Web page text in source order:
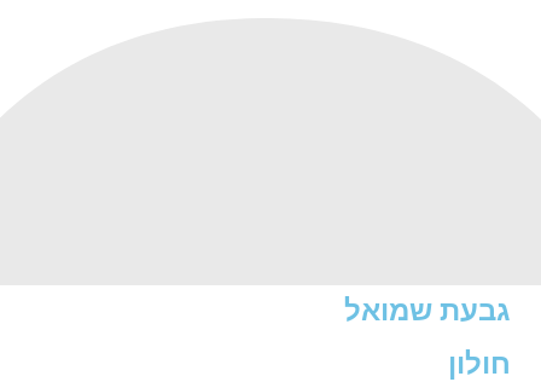
גבעת שמואל
חולון